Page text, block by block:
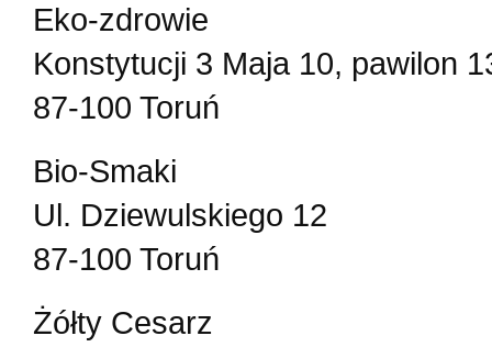
Eko-zdrowie
Konstytucji 3 Maja 10, pawilon
87-100 Toruń
Bio-Smaki
Ul. Dziewulskiego 12
87-100 Toruń
Żółty Cesarz